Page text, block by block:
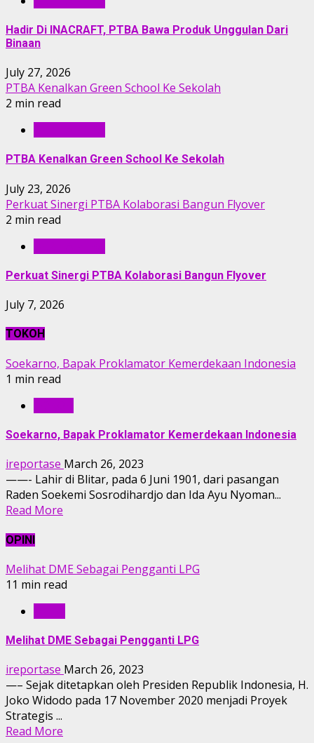
Hadir Di INACRAFT, PTBA Bawa Produk Unggulan Dari
Binaan
July 27, 2026
PTBA Kenalkan Green School Ke Sekolah
2 min read
PTBA Kenalkan Green School Ke Sekolah
July 23, 2026
Perkuat Sinergi PTBA Kolaborasi Bangun Flyover
2 min read
Perkuat Sinergi PTBA Kolaborasi Bangun Flyover
July 7, 2026
TOKOH
Soekarno, Bapak Proklamator Kemerdekaan Indonesia
1 min read
Soekarno, Bapak Proklamator Kemerdekaan Indonesia
ireportase March 26, 2023
——- Lahir di Blitar, pada 6 Juni 1901, dari pasangan
Raden Soekemi Sosrodihardjo dan Ida Ayu Nyoman...
Read More
OPINI
Melihat DME Sebagai Pengganti LPG
11 min read
Melihat DME Sebagai Pengganti LPG
ireportase March 26, 2023
—– Sejak ditetapkan oleh Presiden Republik Indonesia, H.
Joko Widodo pada 17 November 2020 menjadi Proyek
Strategis ...
Read More